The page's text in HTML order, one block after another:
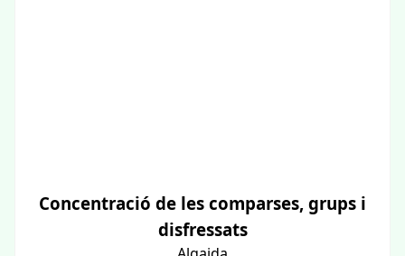
Concentració de les comparses, grups i
disfressats